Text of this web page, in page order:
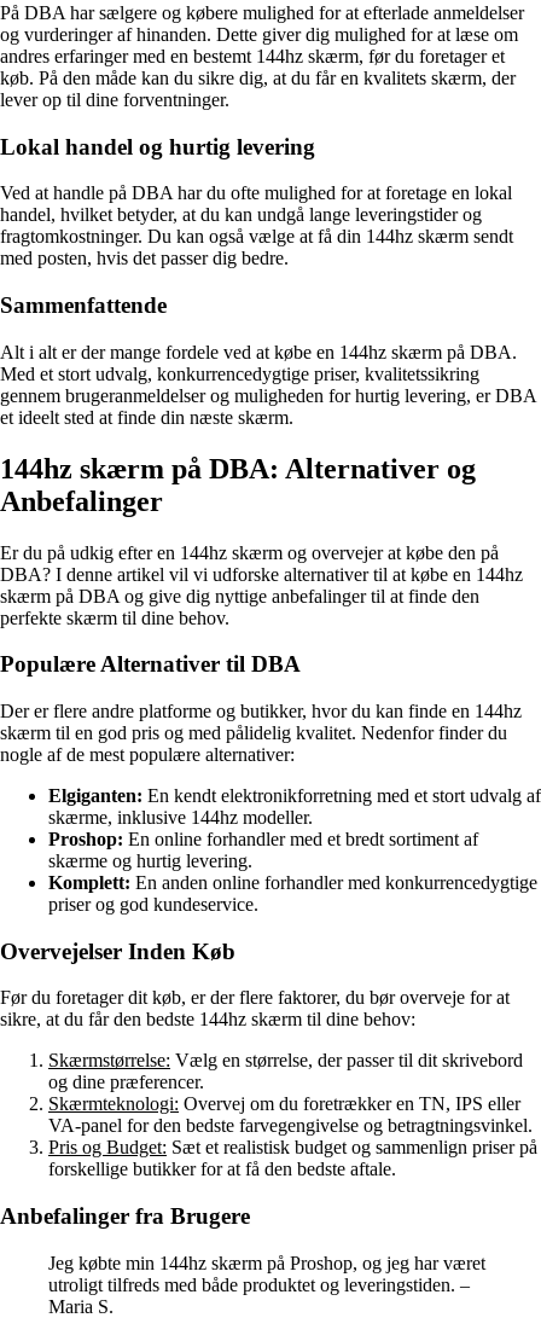
På DBA har sælgere og købere mulighed for at efterlade anmeldelser
og vurderinger af hinanden. Dette giver dig mulighed for at læse om
andres erfaringer med en bestemt 144hz skærm, før du foretager et
køb. På den måde kan du sikre dig, at du får en kvalitets skærm, der
lever op til dine forventninger.
Lokal handel og hurtig levering
Ved at handle på DBA har du ofte mulighed for at foretage en lokal
handel, hvilket betyder, at du kan undgå lange leveringstider og
fragtomkostninger. Du kan også vælge at få din 144hz skærm sendt
med posten, hvis det passer dig bedre.
Sammenfattende
Alt i alt er der mange fordele ved at købe en 144hz skærm på DBA.
Med et stort udvalg, konkurrencedygtige priser, kvalitetssikring
gennem brugeranmeldelser og muligheden for hurtig levering, er DBA
et ideelt sted at finde din næste skærm.
144hz skærm på DBA: Alternativer og
Anbefalinger
Er du på udkig efter en 144hz skærm og overvejer at købe den på
DBA? I denne artikel vil vi udforske alternativer til at købe en 144hz
skærm på DBA og give dig nyttige anbefalinger til at finde den
perfekte skærm til dine behov.
Populære Alternativer til DBA
Der er flere andre platforme og butikker, hvor du kan finde en 144hz
skærm til en god pris og med pålidelig kvalitet. Nedenfor finder du
nogle af de mest populære alternativer:
Elgiganten: En kendt elektronikforretning med et stort udvalg af
skærme, inklusive 144hz modeller.
Proshop: En online forhandler med et bredt sortiment af
skærme og hurtig levering.
Komplett: En anden online forhandler med konkurrencedygtige
priser og god kundeservice.
Overvejelser Inden Køb
Før du foretager dit køb, er der flere faktorer, du bør overveje for at
sikre, at du får den bedste 144hz skærm til dine behov:
Skærmstørrelse: Vælg en størrelse, der passer til dit skrivebord
og dine præferencer.
Skærmteknologi: Overvej om du foretrækker en TN, IPS eller
VA-panel for den bedste farvegengivelse og betragtningsvinkel.
Pris og Budget: Sæt et realistisk budget og sammenlign priser på
forskellige butikker for at få den bedste aftale.
Anbefalinger fra Brugere
Jeg købte min 144hz skærm på Proshop, og jeg har været
utroligt tilfreds med både produktet og leveringstiden. –
Maria S.